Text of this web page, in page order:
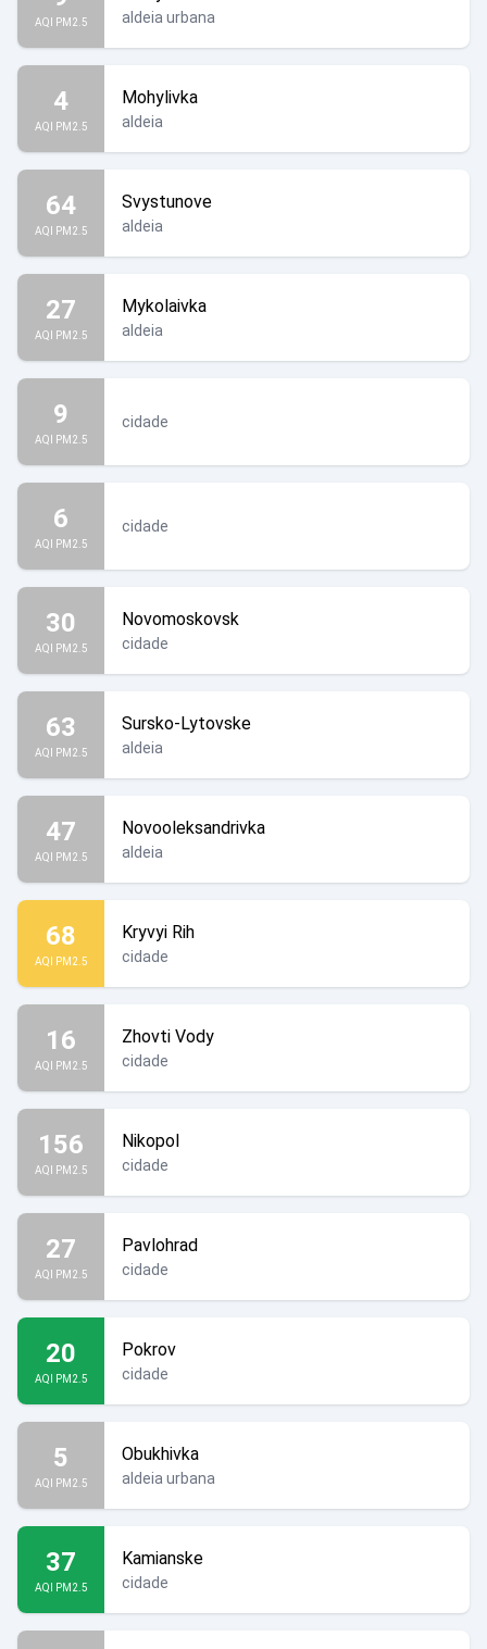
AQI PM2.5 aldeia urbana
4
AQI PM2.5
Mohylivka
aldeia
64
AQI PM2.5
Svystunove
aldeia
27
AQI PM2.5
Mykolaivka
aldeia
9
AQI PM2.5
cidade
6
AQI PM2.5
cidade
30
AQI PM2.5
Novomoskovsk
cidade
63
AQI PM2.5
Sursko-Lytovske
aldeia
47
AQI PM2.5
Novooleksandrivka
aldeia
68
AQI PM2.5
Kryvyi Rih
cidade
16
AQI PM2.5
Zhovti Vody
cidade
156
AQI PM2.5
Nikopol
cidade
27
AQI PM2.5
Pavlohrad
cidade
20
AQI PM2.5
Pokrov
cidade
5
AQI PM2.5
Obukhivka
aldeia urbana
37
AQI PM2.5
Kamianske
cidade